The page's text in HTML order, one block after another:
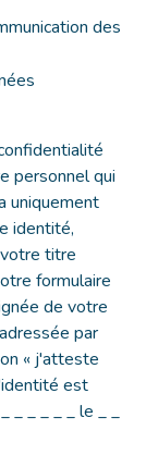
des
personnel qui
uniquement
identité,
titre
formulaire
de votre
par
« j'atteste
est
_ _ _ _ _ le _ _